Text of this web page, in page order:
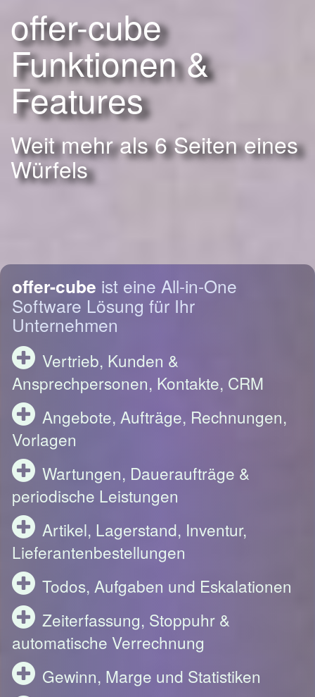
offer-cube
Funktionen &
Features
Weit mehr als 6 Seiten eines
Würfels
offer-cube ist eine All-in-One
Software Lösung für Ihr
Unternehmen
Vertrieb, Kunden &
Ansprechpersonen, Kontakte, CRM
Angebote, Aufträge, Rechnungen,
Vorlagen
Wartungen, Daueraufträge &
periodische Leistungen
Artikel, Lagerstand, Inventur,
Lieferantenbestellungen
Todos, Aufgaben und Eskalationen
Zeiterfassung, Stoppuhr &
automatische Verrechnung
Gewinn, Marge und Statistiken